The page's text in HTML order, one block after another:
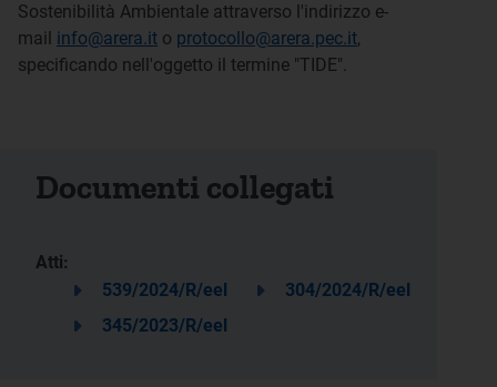
Sostenibilità Ambientale attraverso l'indirizzo e-
mail info@arera.it o protocollo@arera.pec.it,
specificando nell'oggetto il termine "TIDE".
Documenti collegati
Atti:
539/2024/R/eel
304/2024/R/eel
345/2023/R/eel